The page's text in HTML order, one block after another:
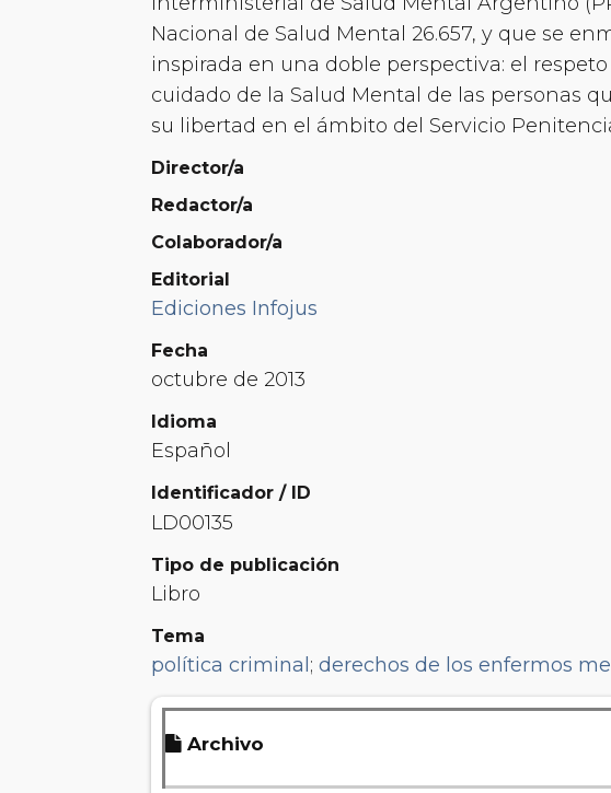
Nacional de Salud Mental 26.657, y que se
inspirada en una doble perspectiva: el
cuidado de la Salud Mental de las personas
su libertad en el ámbito del Servicio
Director/a
Redactor/a
Colaborador/a
Editorial
Ediciones Infojus
Fecha
octubre de 2013
Idioma
Español
Identificador / ID
LD00135
Tipo de publicación
Libro
Tema
política criminal ; derechos de los enfermos
Archivo